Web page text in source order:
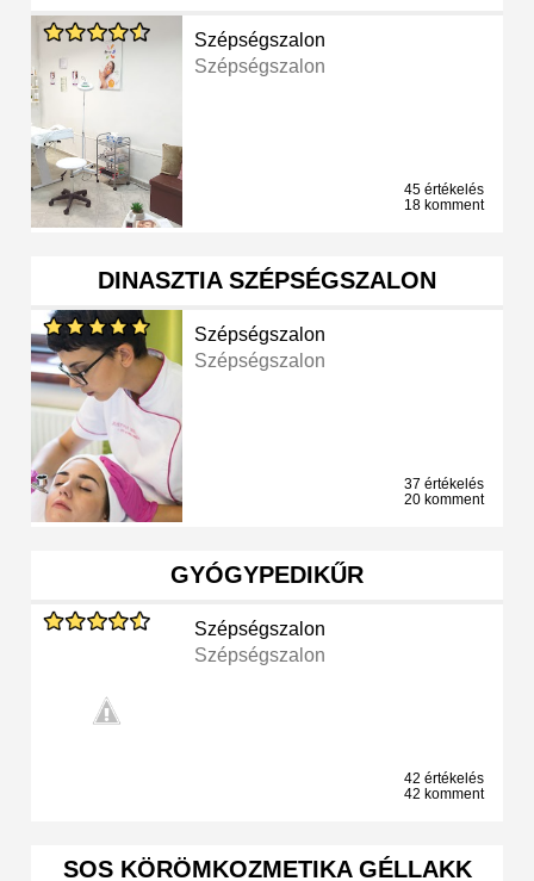
Szépségszalon
Szépségszalon
45 értékelés
18 komment
DINASZTIA SZÉPSÉGSZALON
Szépségszalon
Szépségszalon
37 értékelés
20 komment
GYÓGYPEDIKŰR
Szépségszalon
Szépségszalon
42 értékelés
42 komment
SOS KÖRÖMKOZMETIKA GÉLLAKK